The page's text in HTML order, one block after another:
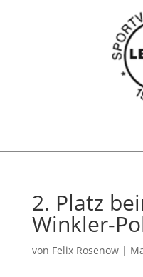
2. Platz
Winkler-
von Felix Rosenow|